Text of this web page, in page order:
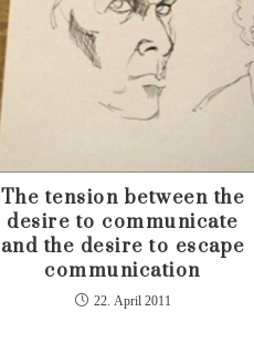
The tension between the
desire to communicate
and the desire to escape
communication
22. April 2011